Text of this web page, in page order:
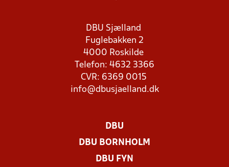
DBU Sjælland
Fuglebakken 2
4000 Roskilde
Telefon: 4632 3366
CVR: 6369 0015
info@dbusjaelland.dk
DBU
DBU BORNHOLM
DBU FYN